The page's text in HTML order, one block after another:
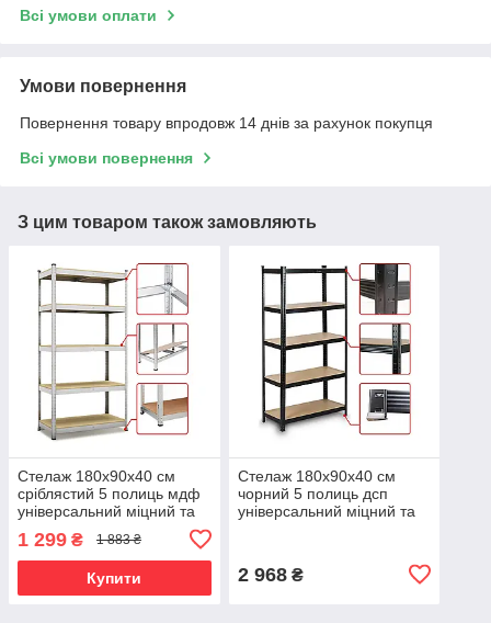
Всі умови оплати
Умови повернення
Повернення товару впродовж 14 днів за рахунок покупця
Всі умови повернення
З цим товаром також замовляють
Стелаж 180х90х40 см
сріблястий 5 полиць мдф
універсальний міцний та
оцинкований з металу не
псує підлогу
1 299 ₴ 1 883 ₴
Купити
Стелаж 180х90х40 см
чорний 5 полиць дсп
універсальний міцний та
2 968₴